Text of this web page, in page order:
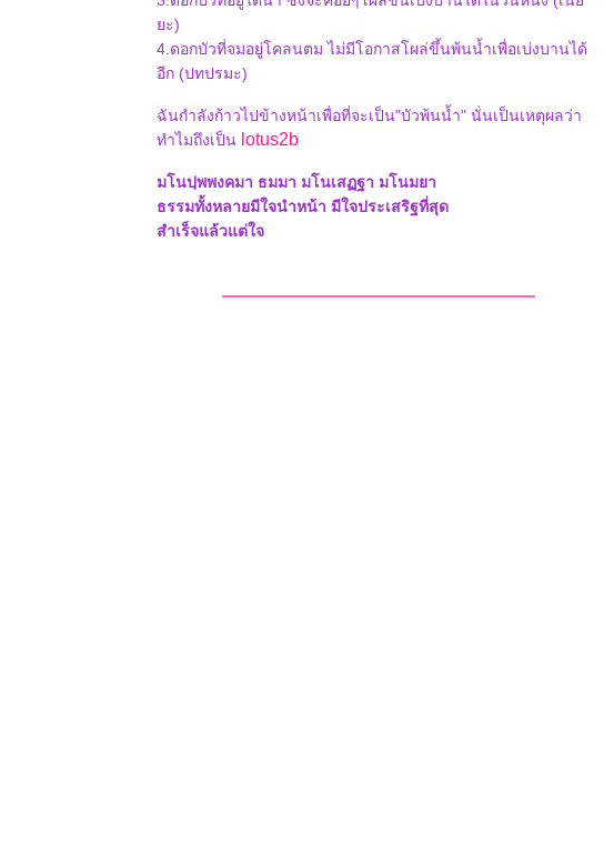
ะ)
4.ดอกบัวที่จมอยู่โคลนตม ไม่มีโอกาสโผล่ขึ้นพ้นน้ำเพื่อเบ่งบานได้
อีก (ปทปรมะ)
ฉันกำลังก้าวไปข้างหน้าเพื่อที่จะเป็น"บัวพ้นน้ำ" นั่นเป็นเหตุผลว่า
ทำไมถึงเป็น lotus2b
มโนปฺพพงคมา ธมมา มโนเสฏฐา มโนมยา
ธรรมทั้งหลายมีใจนำหน้า มีใจประเสริฐที่สุด
สำเร็จแล้วแต่ใจ